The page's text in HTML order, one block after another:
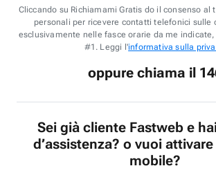
Cliccando su Richiamami Gratis do il consenso al
personali per ricevere contatti telefonici sulle
esclusivamente nelle fasce orarie da me
#1. Leggi l'informativa sulla
oppure chiama il
Sei già cliente Fastweb e
d’assistenza? o vuoi attivare
mobile?